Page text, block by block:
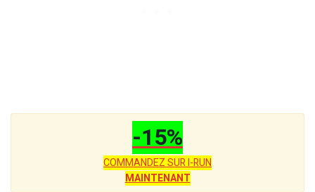
-15%
COMMANDEZ SUR I-RUN
MAINTENANT